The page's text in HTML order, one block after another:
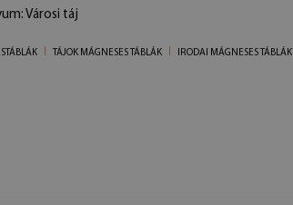
Városi táj
TÁJOK MÁGNESES TÁBLÁK IRODAI MÁGNESES TÁBLÁK